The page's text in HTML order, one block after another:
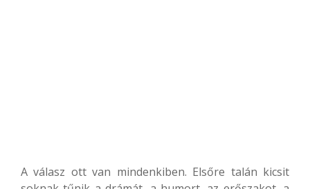
A válasz ott van mindenkiben. Elsőre talán kicsit